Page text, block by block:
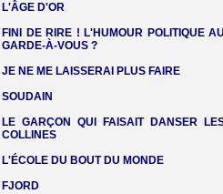
L'ÂGE D'OR
FINI DE RIRE ! L'HUMOUR POLITIQUE
GARDE-À-VOUS ?
JE NE ME LAISSERAI PLUS FAIRE
SOUDAIN
LE GARÇON QUI FAISAIT DANSER
COLLINES
L'ÉCOLE DU BOUT DU MONDE
FJORD